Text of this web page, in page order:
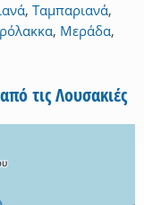
, Ταμπαριανά,
, Μεράδα,
τις Λουσακιές